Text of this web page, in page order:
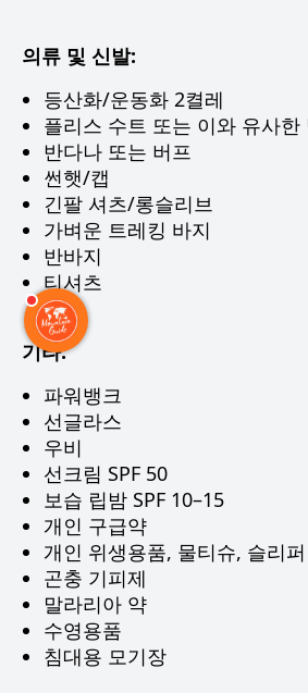
의류 및 신발:
등산화/운동화 2켤레
플리스 수트 또는 이와 유사한
반다나 또는 버프
썬햇/캡
긴팔 셔츠/롱슬리브
가벼운 트레킹 바지
반바지
티셔츠
기타:
파워뱅크
선글라스
우비
선크림 SPF 50
보습 립밤 SPF 10–15
개인 구급약
개인 위생용품, 물티슈, 슬리퍼
곤충 기피제
말라리아 약
수영용품
침대용 모기장